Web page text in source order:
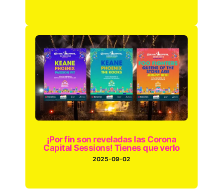
¡Por fin son reveladas las Corona
Capital Sessions! Tienes que verlo
2025-09-02